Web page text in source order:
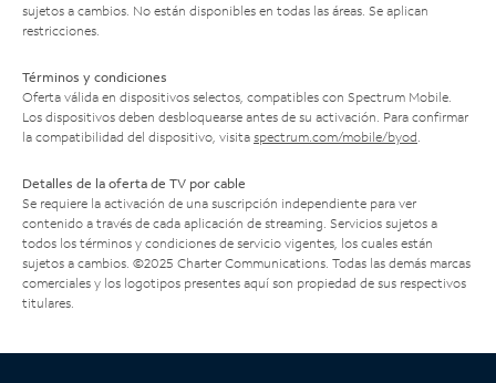
sujetos a cambios. No están disponibles en todas las áreas. Se aplican
restricciones.
Términos y condiciones
Oferta válida en dispositivos selectos, compatibles con Spectrum Mobile.
Los dispositivos deben desbloquearse antes de su activación. Para confirmar
la compatibilidad del dispositivo, visita spectrum.com/mobile/byod
Detalles de la oferta de TV por cable
Se requiere la activación de una suscripción independiente para ver
contenido a través de cada aplicación de streaming. Servicios sujetos a
todos los términos y condiciones de servicio vigentes, los cuales están
sujetos a cambios. ©2025 Charter Communications. Todas las demás marcas
comerciales y los logotipos presentes aquí son propiedad de sus respectivos
titulares.